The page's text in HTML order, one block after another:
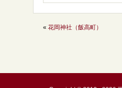
« 花岡神社（飯高町）